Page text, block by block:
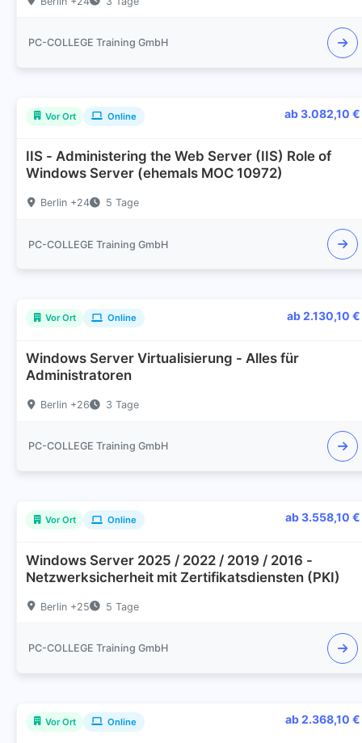
PC-COLLEGE Training GmbH
Vor Ort Online ab 3.082,10 €
IIS - Administering the Web Server (IIS) Role of
Windows Server (ehemals MOC 10972)
Berlin +24 5 Tage
PC-COLLEGE Training GmbH
Vor Ort Online ab 2.130,10 €
Windows Server Virtualisierung - Alles für
Administratoren
Berlin +26 3 Tage
PC-COLLEGE Training GmbH
Vor Ort Online ab 3.558,10 €
Windows Server 2025 / 2022 / 2019 / 2016 -
Netzwerksicherheit mit Zertifikatsdiensten (PKI)
Berlin +25 5 Tage
PC-COLLEGE Training GmbH
Vor Ort Online ab 2.368,10 €